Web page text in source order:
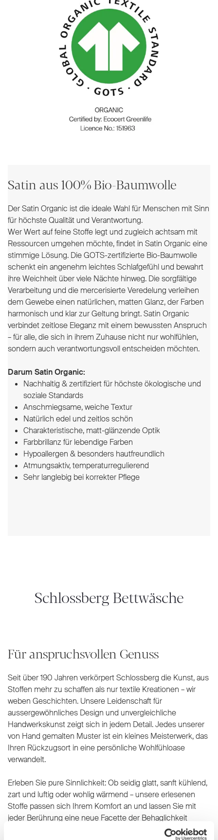
Satin aus 100% Bio-Baumwolle
Der Satin Organic ist die ideale Wahl für Menschen mit Sinn
für höchste Qualität und Verantwortung.
Wer Wert auf feine Stoffe legt und zugleich achtsam mit
Ressourcen umgehen möchte, findet in Satin Organic eine
stimmige Lösung. Die GOTS-zertifizierte Bio-Baumwolle
schenkt ein angenehm leichtes Schlafgefühl und bewahrt
ihre Weichheit über viele Nächte hinweg. Die sorgfältige
Verarbeitung und die mercerisierte Veredelung verleihen
dem Gewebe einen natürlichen, matten Glanz, der Farben
harmonisch und klar zur Geltung bringt. Satin Organic
verbindet zeitlose Eleganz mit einem bewussten Anspruch
– für alle, die sich in ihrem Zuhause nicht nur wohlfühlen,
sondern auch verantwortungsvoll entscheiden möchten.
Darum Satin Organic:
Nachhaltig & zertifiziert für höchste ökologische und
soziale Standards
Anschmiegsame, weiche Textur
Natürlich edel und zeitlos schön
Charakteristische, matt-glänzende Optik
Farbbrillanz für lebendige Farben
Hypoallergen & besonders hautfreundlich
Atmungsaktiv, temperaturregulierend
Sehr langlebig bei korrekter Pflege
Schlossberg Bettwäsche
Für anspruchsvollen Genuss
Seit über 190 Jahren verkörpert Schlossberg die Kunst, aus
Stoffen mehr zu schaffen als nur textile Kreationen – wir
weben Geschichten. Unsere Leidenschaft für
aussergewöhnliches Design und unvergleichliche
Handwerkskunst zeigt sich in jedem Detail. Jedes unserer
von Hand gemalten Muster ist ein kleines Meisterwerk, das
Ihren Rückzugsort in eine persönliche Wohlfühloase
verwandelt.
Erleben Sie pure Sinnlichkeit: Ob seidig glatt, sanft kühlend,
zart und luftig oder wohlig wärmend – unsere erlesenen
Stoffe passen sich Ihrem Komfort an und lassen Sie mit
jeder Berührung eine neue Facette der Behaglichkeit
entdecken. Unsere Bettwäsche ist nicht nur ein Produkt,